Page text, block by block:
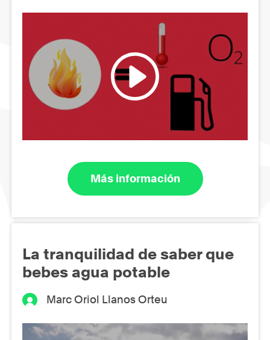
Más información
La tranquilidad de saber que
bebes agua potable
Marc Oriol Llanos Orteu